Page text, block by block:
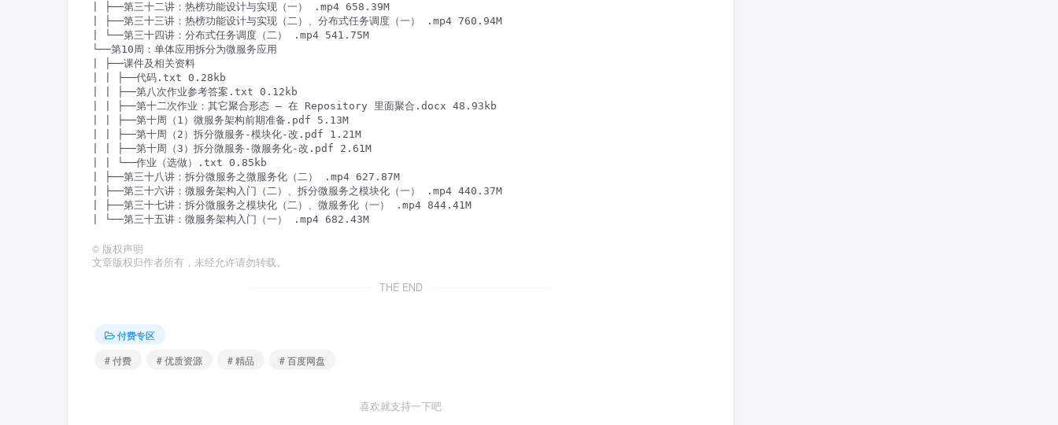
| ├──第三十二讲：热榜功能设计与实现（一） .mp4 658.39M
| ├──第三十三讲：热榜功能设计与实现（二）、分布式任务调度（一） .mp4 760.94M
| └──第三十四讲：分布式任务调度（二） .mp4 541.75M
└──第10周：单体应用拆分为微服务应用
| ├──课件及相关资料
| | ├──代码.txt 0.28kb
| | ├──第八次作业参考答案.txt 0.12kb
| | ├──第十二次作业：其它聚合形态 — 在 Repository 里面聚合.docx 48.93kb
| | ├──第十周（1）微服务架构前期准备.pdf 5.13M
| | ├──第十周（2）拆分微服务-模块化-改.pdf 1.21M
| | ├──第十周（3）拆分微服务-微服务化-改.pdf 2.61M
| | └──作业（选做）.txt 0.85kb
| ├──第三十八讲：拆分微服务之微服务化（二） .mp4 627.87M
| ├──第三十六讲：微服务架构入门（二）、拆分微服务之模块化（一） .mp4 440.37M
| ├──第三十七讲：拆分微服务之模块化（二）、微服务化（一） .mp4 844.41M
© 版权声明
文章版权归作者所有，未经允许请勿转载。
THE END
付费专区
# 付费
# 优质资源 # 精品 # 百度网盘
喜欢就支持一下吧